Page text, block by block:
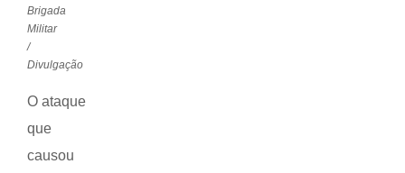
Brigada
Militar
/
Divulgação
O ataque
que
causou